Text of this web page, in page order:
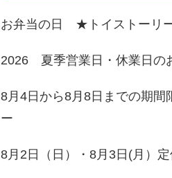
お弁当の日 ★トイストーリ
2026 夏季営業日・休業日の
8月4日から8月8日までの期間
ー
8月2日（日）・8月3日(月）定